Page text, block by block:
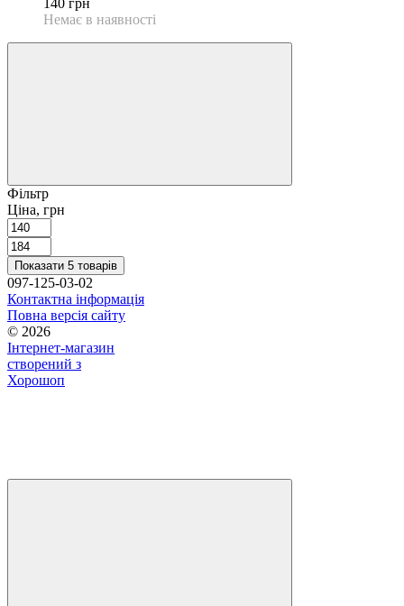
Немає в наявності
Фільтр
Ціна, грн
Показати 5 товарів
097-125-03-02
Контактна інформація
Повна версія сайту
© 2026
Інтернет-магазин
створений з
Хорошоп